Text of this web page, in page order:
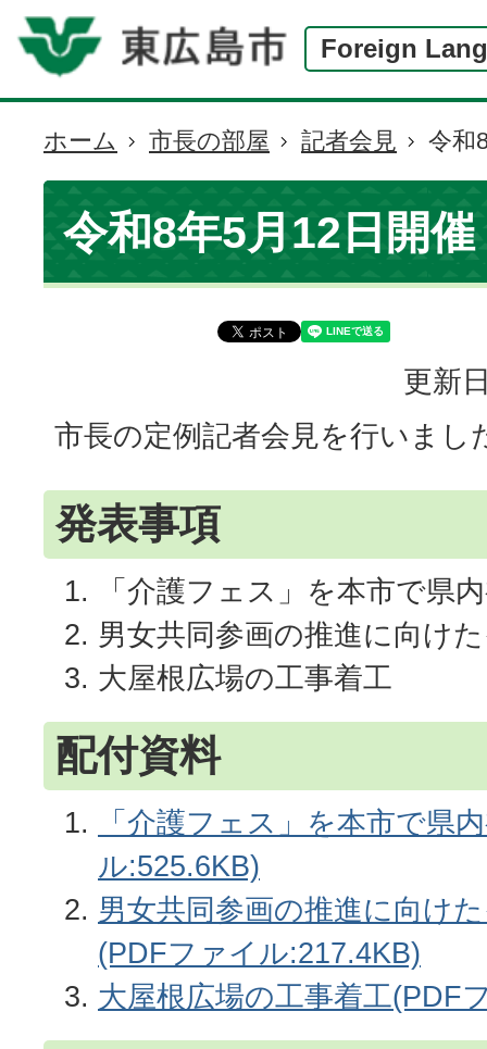
Foreign
現
在
位
置
ホーム 市長の部屋 記者会見 令和
令和8年5月12日開催
更新
市長の定例記者会見を行いまし
発表事項
「介護フェス」を本市で県
男女共同参画の推進に向け
大屋根広場の工事着工
配付資料
「介護フェス」を本市で県
ル:525.6KB)
男女共同参画の推進に向け
(PDFファイル:217.4KB)
大屋根広場の工事着工(PDF